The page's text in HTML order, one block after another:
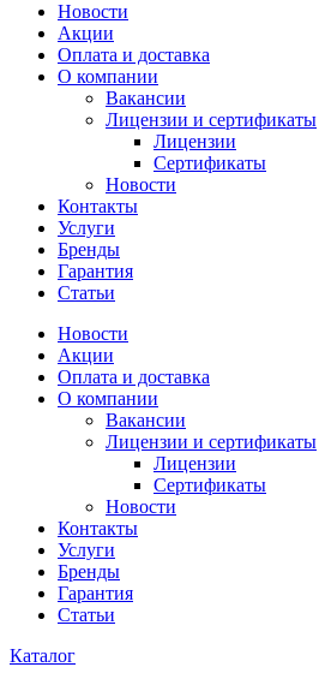
Новости
Акции
Оплата и доставка
О компании
Вакансии
Лицензии и сертификаты
Лицензии
Сертификаты
Новости
Контакты
Услуги
Бренды
Гарантия
Статьи
Новости
Акции
Оплата и доставка
О компании
Вакансии
Лицензии и сертификаты
Лицензии
Сертификаты
Новости
Контакты
Услуги
Бренды
Гарантия
Статьи
Каталог